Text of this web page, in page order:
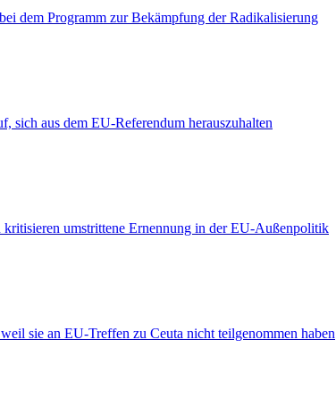
dem Programm zur Bekämpfung der Radikalisierung
aus dem EU-Referendum herauszuhalten
umstrittene Ernennung in der EU-Außenpolitik
sie an EU-Treffen zu Ceuta nicht teilgenommen haben